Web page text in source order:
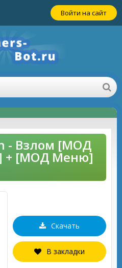
Войти на сайт
- Взлом [МОД
+ [МОД Меню]
Скачать
В закладки